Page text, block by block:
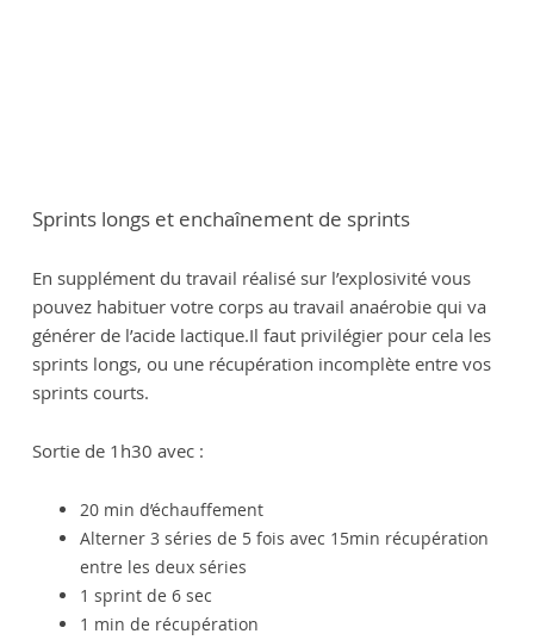
Sprints longs et enchaînement de sprints
En supplément du travail réalisé sur l’explosivité vous
pouvez habituer votre corps au travail anaérobie qui va
générer de l’acide lactique.Il faut privilégier pour cela les
sprints longs, ou une récupération incomplète entre vos
sprints courts.
Sortie de 1h30 avec :
20 min d’échauffement
Alterner 3 séries de 5 fois avec 15min récupération
entre les deux séries
1 sprint de 6 sec
1 min de récupération